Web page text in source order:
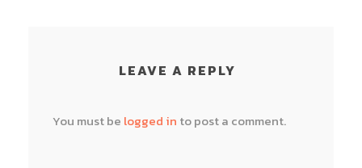
LEAVE A REPLY
You must be logged in to post a comment.